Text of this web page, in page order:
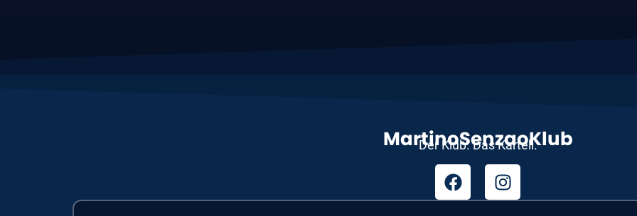
MartinoSenzaoKlub
Der Klub. Das Kartell.